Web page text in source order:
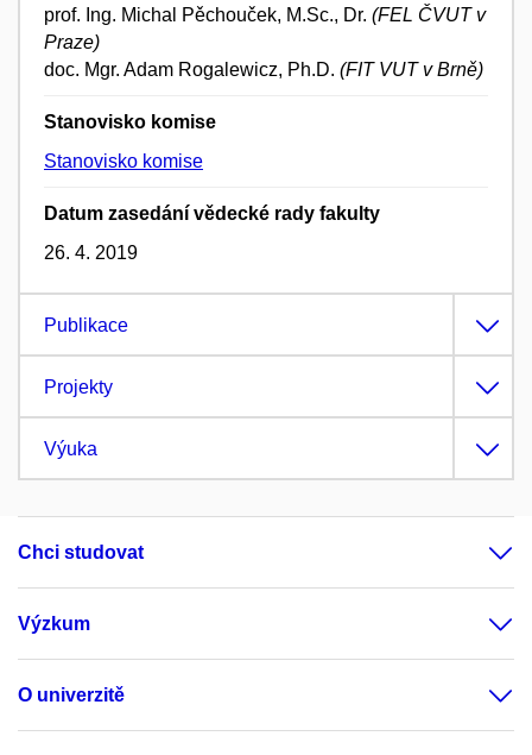
prof. Ing. Michal Pěchouček, M.Sc., Dr. (FEL ČVUT v
Praze)
doc. Mgr. Adam Rogalewicz, Ph.D. (FIT VUT v Brně)
Stanovisko komise
Stanovisko komise
Datum zasedání vědecké rady fakulty
26. 4. 2019
Publikace
Projekty
Výuka
Chci studovat
Výzkum
O univerzitě